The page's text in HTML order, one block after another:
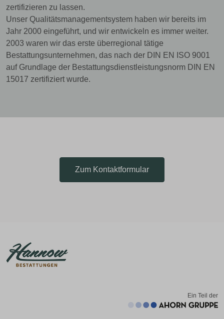
zertifizieren zu lassen.
Unser Qualitätsmanagementsystem haben wir bereits im
Jahr 2000 eingeführt, und wir entwickeln es immer weiter.
2003 waren wir das erste überregional tätige
Bestattungsunternehmen, das nach der DIN EN ISO 9001
auf Grundlage der Bestattungsdienstleistungsnorm DIN EN
15017 zertifiziert wurde.
Zum Kontaktformular
Ein Teil der